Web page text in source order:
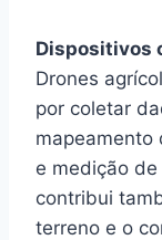
Dispositivos
Drones
por coletar
mapeamento
e medição
contribui
terreno e o